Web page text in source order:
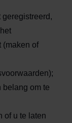
(maken of
belang om te
of u te laten